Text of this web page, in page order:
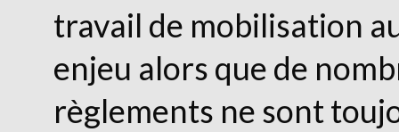
travail de mobilisation
enjeu alors que de
règlements ne sont